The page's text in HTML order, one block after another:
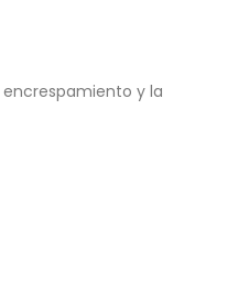
y la